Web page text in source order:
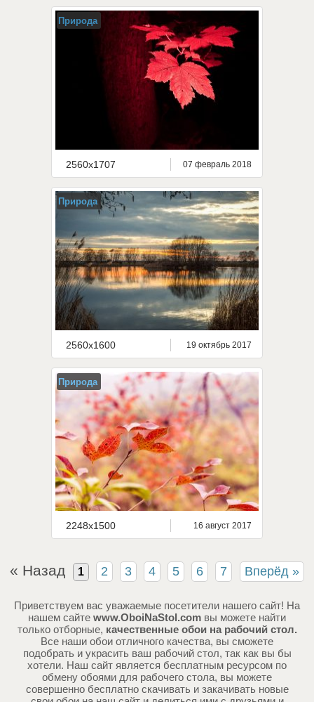
Природа
2560x1707 07 февраль 2018
Природа
2560x1600 19 октябрь 2017
Природа
2248x1500 16 август 2017
« Назад 1 2 3 4 5 6 7 Вперёд »
Приветствуем вас уважаемые посетители нашего сайт! На
нашем сайте www.OboiNaStol.com вы можете найти
только отборные, качественные обои на рабочий стол.
Все наши обои отличного качества, вы сможете
подобрать и украсить ваш рабочий стол, так как вы бы
хотели. Наш сайт является бесплатным ресурсом по
обмену обоями для рабочего стола, вы можете
совершенно бесплатно скачивать и закачивать новые